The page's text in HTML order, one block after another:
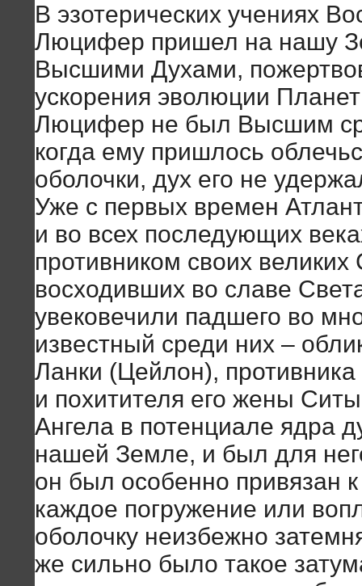
В эзотерических учениях
Люцифер пришел на нашу
Высшими Духами,
ускорения эволюции
Люцифер не был Высшим
когда ему пришлось
оболочки, дух его не
Уже с первых времен
и во всех последующих
противником своих
восходивших во славе
увековечили падшего во
известный среди них –
Ланки (Цейлон),
и похитителя его жены
Ангела в потенциале ядра
нашей Земле, и был для
он был особенно привязан
каждое погружение или
оболочку неизбежно
же сильно было такое